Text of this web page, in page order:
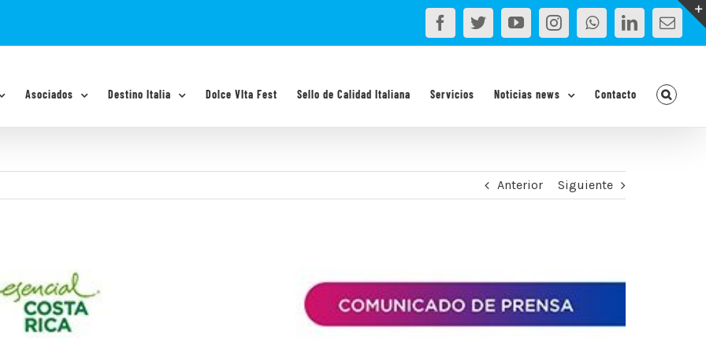
Facebook
TwitterYouTubeInstagramWhatsAppLinkedIn
Asociados Destino Italia Dolce VIta Fest Sello de Calidad Italiana Servicios Noticias news Contacto
Anterior Siguiente